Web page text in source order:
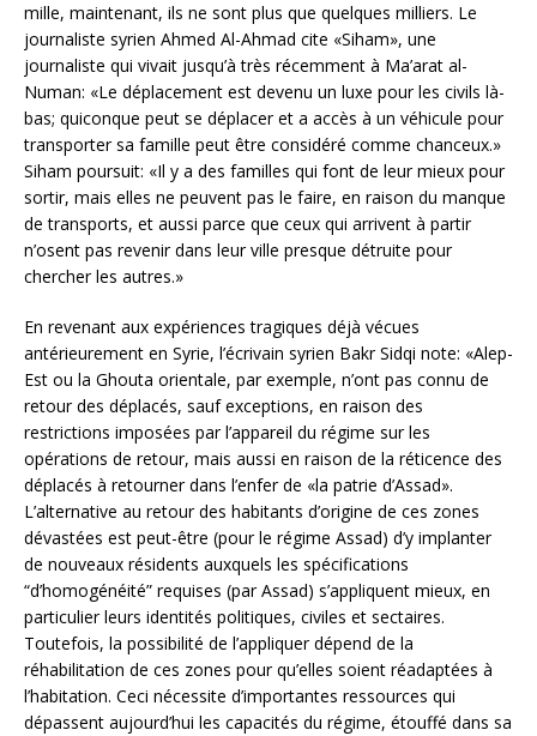
mille, maintenant, ils ne sont plus que quelques milliers. Le
journaliste syrien Ahmed Al-Ahmad cite «Siham», une
journaliste qui vivait jusqu’à très récemment à Ma’arat al-
Numan: «Le déplacement est devenu un luxe pour les civils là-
bas; quiconque peut se déplacer et a accès à un véhicule pour
transporter sa famille peut être considéré comme chanceux.»
Siham poursuit: «Il y a des familles qui font de leur mieux pour
sortir, mais elles ne peuvent pas le faire, en raison du manque
de transports, et aussi parce que ceux qui arrivent à partir
n’osent pas revenir dans leur ville presque détruite pour
chercher les autres.»
En revenant aux expériences tragiques déjà vécues
antérieurement en Syrie, l’écrivain syrien Bakr Sidqi note: «Alep-
Est ou la Ghouta orientale, par exemple, n’ont pas connu de
retour des déplacés, sauf exceptions, en raison des
restrictions imposées par l’appareil du régime sur les
opérations de retour, mais aussi en raison de la réticence des
déplacés à retourner dans l’enfer de «la patrie d’Assad».
L’alternative au retour des habitants d’origine de ces zones
dévastées est peut-être (pour le régime Assad) d’y implanter
de nouveaux résidents auxquels les spécifications
“d’homogénéité” requises (par Assad) s’appliquent mieux, en
particulier leurs identités politiques, civiles et sectaires.
Toutefois, la possibilité de l’appliquer dépend de la
réhabilitation de ces zones pour qu’elles soient réadaptées à
l’habitation. Ceci nécessite d’importantes ressources qui
dépassent aujourd’hui les capacités du régime, étouffé dans sa